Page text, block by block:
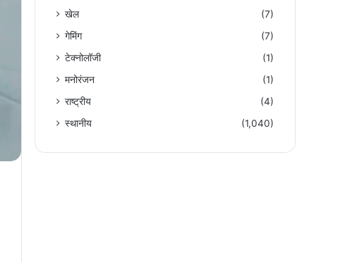
खेल
(7)
गेमिंग
(7)
टेक्नोलॉजी
(1)
मनोरंजन
(1)
राष्ट्रीय
(4)
स्थानीय
(1,040)